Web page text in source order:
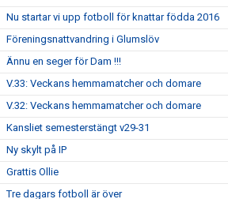
Nu startar vi upp fotboll för knattar födda 2016
Föreningsnattvandring i Glumslöv
Ännu en seger för Dam !!!
V.33: Veckans hemmamatcher och domare
V.32: Veckans hemmamatcher och domare
Kansliet semesterstängt v29-31
Ny skylt på IP
Grattis Ollie
Tre dagars fotboll är över